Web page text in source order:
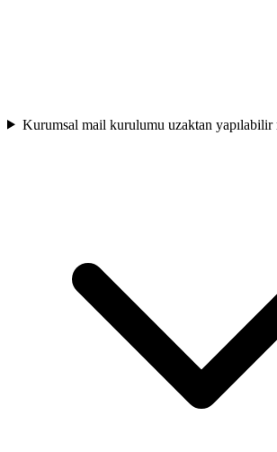
Kurumsal mail kurulumu uzaktan yapılabilir